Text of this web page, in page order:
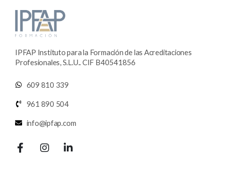
IPFAP Instituto para la Formación de las Acreditaciones
Profesionales, S.L.U.. CIF B40541856
609 810 339
961 890 504
info@ipfap.com